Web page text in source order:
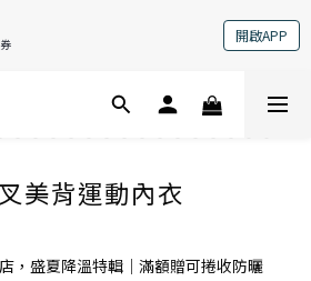
開啟APP
美背運動內衣
，盛夏降溫特輯｜滿額贈可捲收防曬